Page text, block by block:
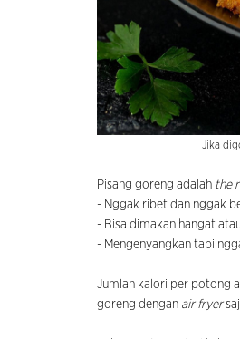
Jika
Pisang goreng adalah the
- Nggak ribet dan nggak
- Bisa dimakan hangat
- Mengenyangkan tapi
Jumlah kalori per potong
goreng dengan air fryer